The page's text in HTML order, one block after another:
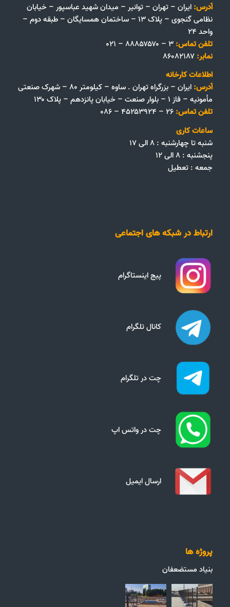
آدرس: ایران – تهران – توانیر – میدان شهید عباسپور – خیابان
نظامی گنجوی – پلاک ۱۳ – ساختمان همسایگان – طبقه دوم –
واحد ۲۴
تلفن تماس:
نمابر:
اطلاعات کارخانه
آدرس:
ایران – بزرگراه تهران . ساوه – کیلومتر ۸۰ – شهرک صنعتی
مأمونیه – فاز ۱ – بلوار صنعت – خیابان پانزدهم – پلاک ۱۳۰
تلفن تماس:
ساعات کاری
شنبه تا چهارشنبه : ۸ الی ۱۷
پنجشنبه : ۸ الی ۱۲
جمعه‌ :‌ تعطیل
ارتباط در شبکه های اجتماعی
پیج اینستاگرام
کانال تلگرام
چت در تلگرام
چت در واتس اپ
ارسال ایمیل
پروژه ها
بنیاد مستضعفان